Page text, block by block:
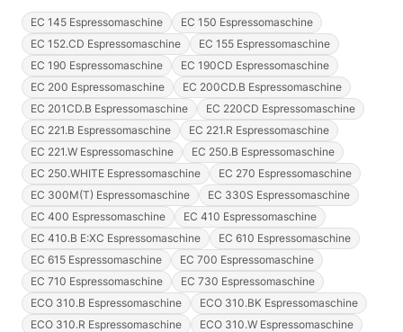
EC 145 Espressomaschine
EC 150 Espressomaschine
EC 152.CD Espressomaschine
EC 155 Espressomaschine
EC 190 Espressomaschine
EC 190CD Espressomaschine
EC 200 Espressomaschine
EC 200CD.B Espressomaschine
EC 201CD.B Espressomaschine
EC 220CD Espressomaschine
EC 221.B Espressomaschine
EC 221.R Espressomaschine
EC 221.W Espressomaschine
EC 250.B Espressomaschine
EC 250.WHITE Espressomaschine
EC 270 Espressomaschine
EC 300M(T) Espressomaschine
EC 330S Espressomaschine
EC 400 Espressomaschine
EC 410 Espressomaschine
EC 410.B E:XC Espressomaschine
EC 610 Espressomaschine
EC 615 Espressomaschine
EC 700 Espressomaschine
EC 710 Espressomaschine
EC 730 Espressomaschine
ECO 310.B Espressomaschine
ECO 310.BK Espressomaschine
ECO 310.R Espressomaschine
ECO 310.W Espressomaschine